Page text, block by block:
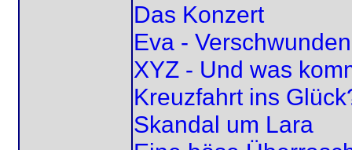
Das Konzert
Eva -
XYZ - Und was
Kreuzfahrt ins
Skandal um Lara